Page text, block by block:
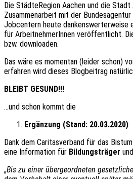
Die StädteRegion Aachen und die Stadt
Zusammenarbeit mit der
Jobcentern heute dankenswerterweise
für ArbeitnehmerInnen veröffentlicht.
bzw. downloaden.
Das wäre es momentan (leider schon)
erfahren wird dieses Blogbeitrag
BLEIBT GESUND!!!
…und schon kommt die
Ergänzung (Stand: 20.03.2020)
Dank dem Caritasverband für das
eine Information für Bildungsträger
„Bis zu einer übergeordneten